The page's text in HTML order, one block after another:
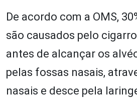
De acordo com a OMS,
são causados pelo
antes de alcançar os
pelas fossas nasais,
nasais e desce pela